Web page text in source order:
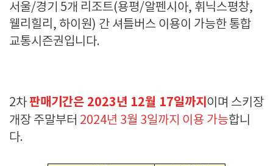
서울/경기 5개 리조트(용평/알펜시아, 휘닉스평창,
웰리힐리, 하이원) 간 셔틀버스 이용이 가능한 통합
교통시즌권입니다.
2차판매기간은 2023년 12월 17일까지 이며 스키장
개장 주말부터 2024년 3월 3일까지 이용 가능합니
다.